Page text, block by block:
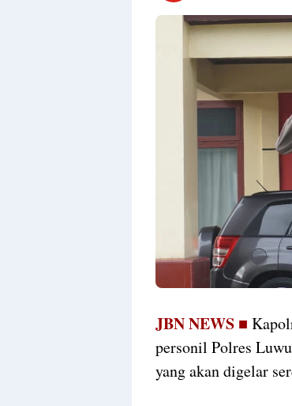
JBN NEWS ■
personil Polres
yang akan digelar